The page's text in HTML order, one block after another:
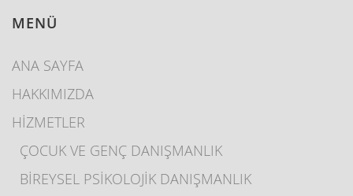
MENÜ
ANA SAYFA
HAKKIMIZDA
HİZMETLER
ÇOCUK VE GENÇ DANIŞMANLIK
BİREYSEL PSİKOLOJİK DANIŞMANLIK